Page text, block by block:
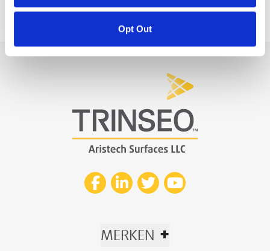
Opt Out
MERKEN +